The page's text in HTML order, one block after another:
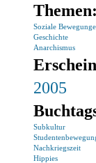
Themen:
Soziale
Geschichte
Anarchismus
2005
Subkultur
Nachkriegszeit
Hippies